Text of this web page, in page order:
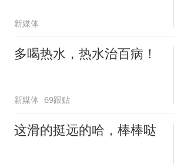
新媒体
多喝热水，热水治百病！
新媒体 69跟贴
这滑的挺远的哈，棒棒哒